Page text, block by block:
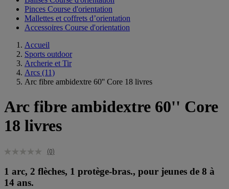
Pinces Course d'orientation
Mallettes et coffrets d’orientation
Accessoires Course d'orientation
Accueil
Sports outdoor
Archerie et Tir
Arcs (11)
Arc fibre ambidextre 60'' Core 18 livres
Arc fibre ambidextre 60'' Core
18 livres
(0)
1 arc, 2 flèches, 1 protège-bras., pour jeunes de 8 à
14 ans.